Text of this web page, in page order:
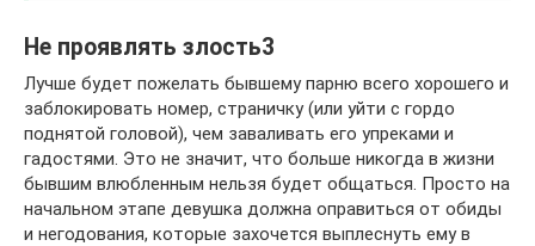
Не проявлять злость3
Лучше будет пожелать бывшему парню всего хорошего и
заблокировать номер, страничку (или уйти с гордо
поднятой головой), чем заваливать его упреками и
гадостями. Это не значит, что больше никогда в жизни
бывшим влюбленным нельзя будет общаться. Просто на
начальном этапе девушка должна оправиться от обиды
и негодования, которые захочется выплеснуть ему в